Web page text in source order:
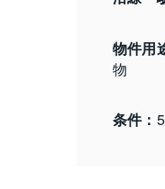
物件用
物
条件：